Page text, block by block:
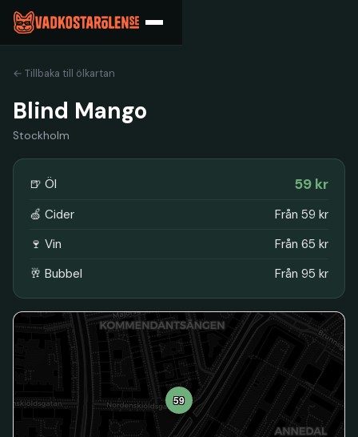
← Tillbaka till ölkartan
Blind Mango
Stockholm
🍺 Öl 59 kr
🍏 Cider
Från 59 kr
🍷 Vin
Från 65 kr
🥂 Bubbel
Från 95 kr
59